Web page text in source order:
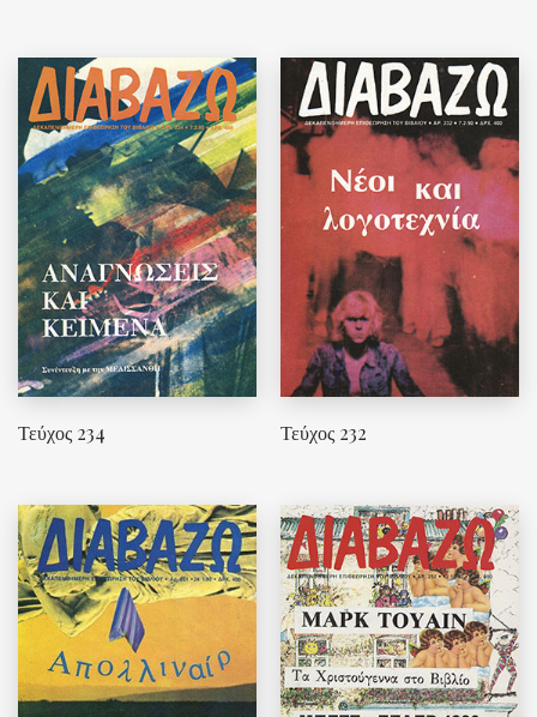
Τεύχος 234 Τεύχος 232